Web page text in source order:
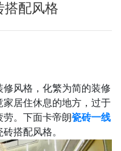
搭配风格
风格，化繁为简的装修
居住休息的地方，过于
劳。下面卡帝朗瓷砖一线
搭配风格。